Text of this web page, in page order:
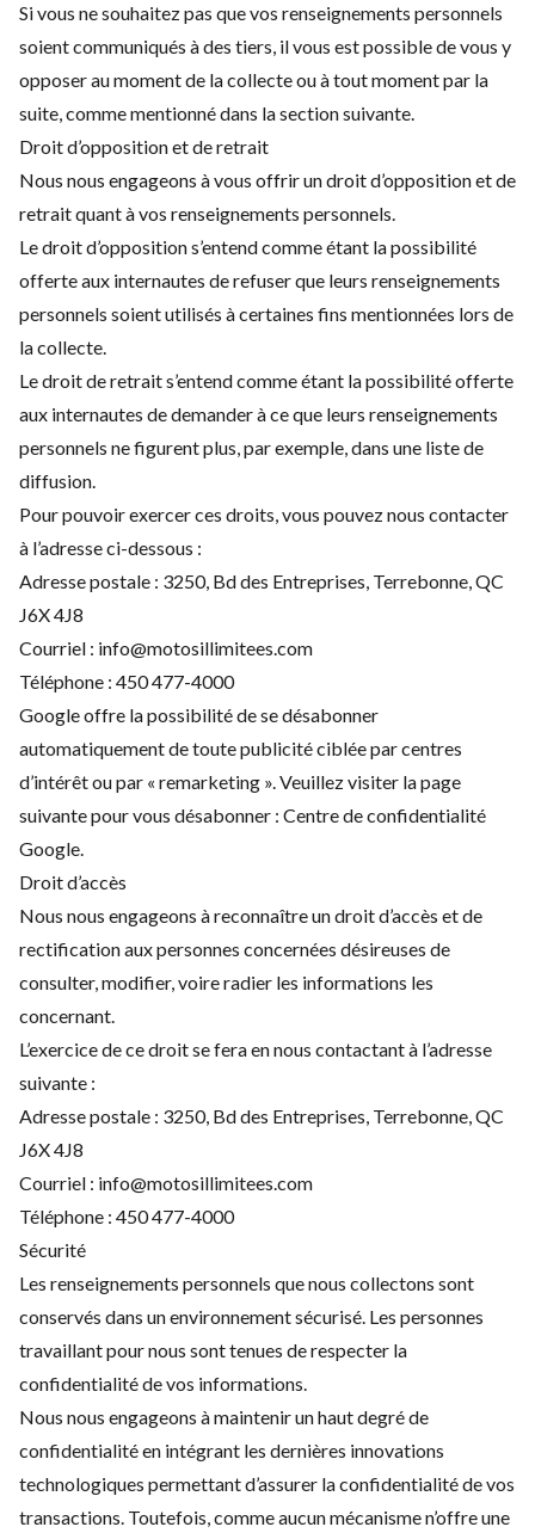
Si vous ne souhaitez pas que vos renseignements personnels
soient communiqués à des tiers, il vous est possible de vous y
opposer au moment de la collecte ou à tout moment par la
suite, comme mentionné dans la section suivante.
Droit d’opposition et de retrait
Nous nous engageons à vous offrir un droit d’opposition et de
retrait quant à vos renseignements personnels.
Le droit d’opposition s’entend comme étant la possibilité
offerte aux internautes de refuser que leurs renseignements
personnels soient utilisés à certaines fins mentionnées lors de
la collecte.
Le droit de retrait s’entend comme étant la possibilité offerte
aux internautes de demander à ce que leurs renseignements
personnels ne figurent plus, par exemple, dans une liste de
diffusion.
Pour pouvoir exercer ces droits, vous pouvez nous contacter
à l’adresse ci-dessous :
Adresse postale : 3250, Bd des Entreprises, Terrebonne, QC
J6X 4J8
Courriel : info@motosillimitees.com
Téléphone : 450 477-4000
Google offre la possibilité de se désabonner
automatiquement de toute publicité ciblée par centres
d’intérêt ou par « remarketing ». Veuillez visiter la page
suivante pour vous désabonner : Centre de confidentialité
Google.
Droit d’accès
Nous nous engageons à reconnaître un droit d’accès et de
rectification aux personnes concernées désireuses de
consulter, modifier, voire radier les informations les
concernant.
L’exercice de ce droit se fera en nous contactant à l’adresse
suivante :
Adresse postale : 3250, Bd des Entreprises, Terrebonne, QC
J6X 4J8
Courriel : info@motosillimitees.com
Téléphone : 450 477-4000
Sécurité
Les renseignements personnels que nous collectons sont
conservés dans un environnement sécurisé. Les personnes
travaillant pour nous sont tenues de respecter la
confidentialité de vos informations.
Nous nous engageons à maintenir un haut degré de
confidentialité en intégrant les dernières innovations
technologiques permettant d’assurer la confidentialité de vos
transactions. Toutefois, comme aucun mécanisme n’offre une